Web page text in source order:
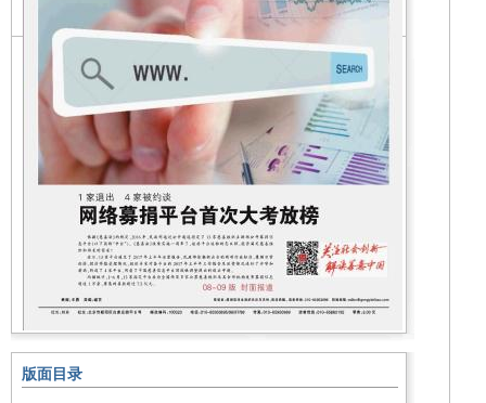
版面目录